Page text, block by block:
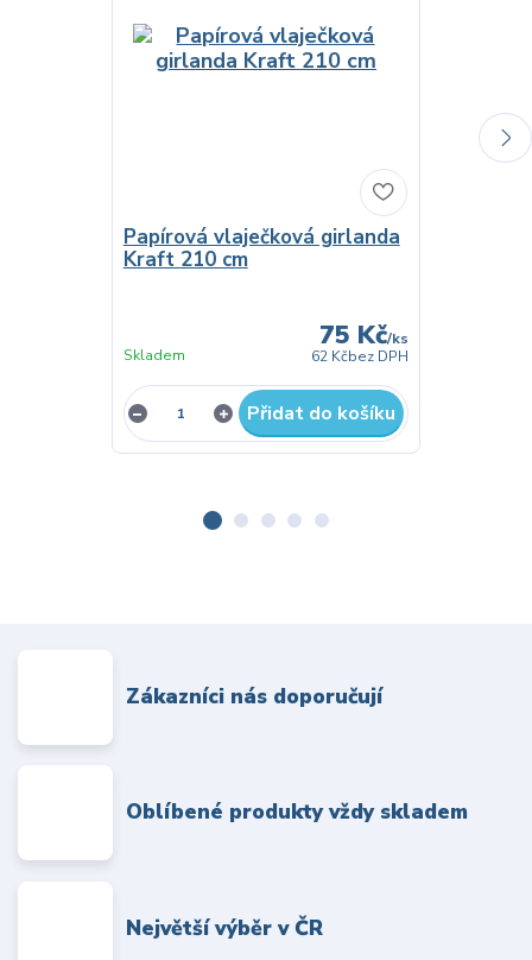
Papírová vlaječková girlanda
Kraft 210 cm
75 Kč/ks
62 Kčbez DPH
Skladem
Přidat do košíku
Zákazníci nás doporučují
Oblíbené produkty vždy skladem
Největší výběr v ČR